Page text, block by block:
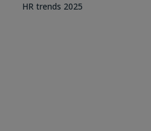
HR trends 2025